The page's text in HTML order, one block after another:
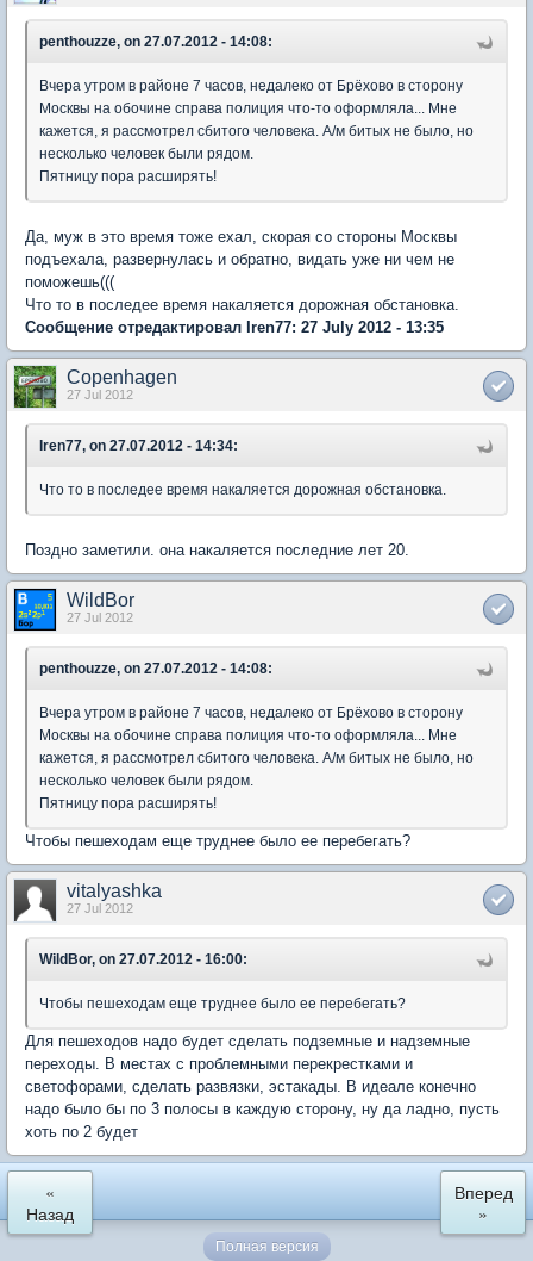
penthouzze, on 27.07.2012 - 14:08:
Вчера утром в районе 7 часов, недалеко от Брёхово в сторону
Москвы на обочине справа полиция что-то оформляла... Мне
кажется, я рассмотрел сбитого человека. А/м битых не было, но
несколько человек были рядом.
Пятницу пора расширять!
Да, муж в это время тоже ехал, скорая со стороны Москвы
подъехала, развернулась и обратно, видать уже ни чем не
поможешь(((
Что то в последее время накаляется дорожная обстановка.
Сообщение отредактировал Iren77: 27 July 2012 - 13:35
Copenhagen
27 Jul 2012
Iren77, on 27.07.2012 - 14:34:
Что то в последее время накаляется дорожная обстановка.
Поздно заметили. она накаляется последние лет 20.
WildBor
27 Jul 2012
penthouzze, on 27.07.2012 - 14:08:
Вчера утром в районе 7 часов, недалеко от Брёхово в сторону
Москвы на обочине справа полиция что-то оформляла... Мне
кажется, я рассмотрел сбитого человека. А/м битых не было, но
несколько человек были рядом.
Пятницу пора расширять!
Чтобы пешеходам еще труднее было ее перебегать?
vitalyashka
27 Jul 2012
WildBor, on 27.07.2012 - 16:00:
Чтобы пешеходам еще труднее было ее перебегать?
Для пешеходов надо будет сделать подземные и надземные
переходы. В местах с проблемными перекрестками и
светофорами, сделать развязки, эстакады. В идеале конечно
надо было бы по 3 полосы в каждую сторону, ну да ладно, пусть
хоть по 2 будет
«
Назад
Вперед
»
Полная версия